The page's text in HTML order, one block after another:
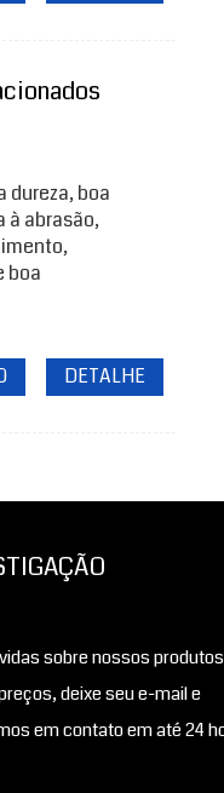
dureza, boa
abrasão,
boa
DETALHE
sobre nossos
deixe seu e-mail e
em contato em até 24